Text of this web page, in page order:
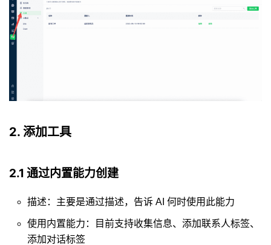
2. 添加工具
2.1 通过内置能力创建
描述：主要是通过描述，告诉 AI 何时使用此能力
使用内置能力：目前支持收集信息、添加联系人标签、
添加对话标签